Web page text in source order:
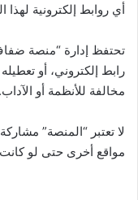
أي روابط إلكترونية
تحتفظ إدارة “منصة
رابط إلكتروني، أو
مخالفة للأنظمة أو الآداب.
لا تعتبر “المنصة”
مواقع أخرى حتى لو كانت